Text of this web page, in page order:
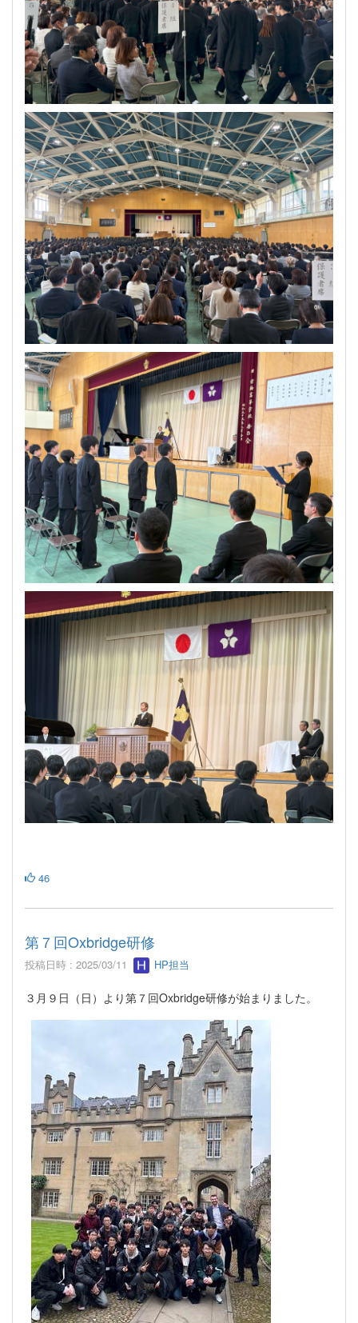
46
第７回Oxbridge研修
投稿日時 : 2025/03/11 HP担当
３月９日（日）より第７回Oxbridge研修が始まりました。